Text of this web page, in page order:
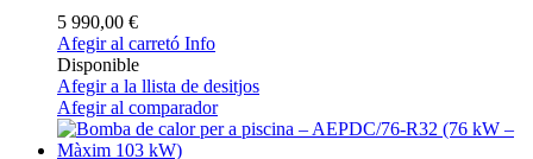
5 990,00 €
Afegir al carretó Info
Disponible
Afegir a la llista de desitjos
Afegir al comparador